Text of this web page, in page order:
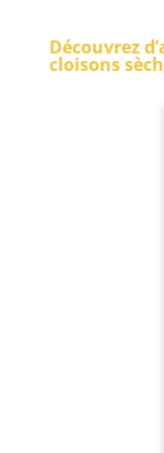
Découvrez
cloisons